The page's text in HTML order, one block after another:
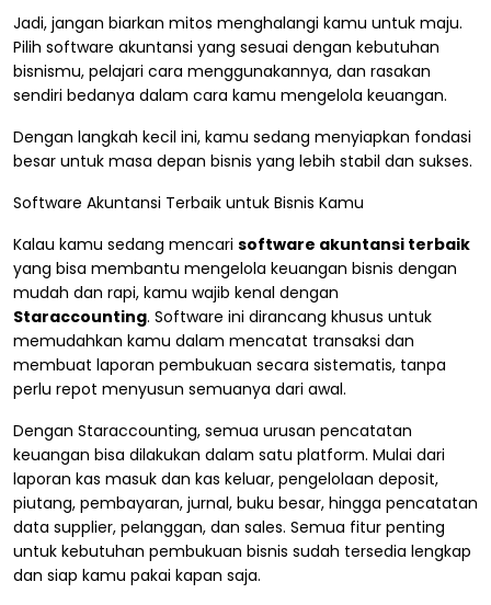
Jadi, jangan biarkan mitos menghalangi kamu untuk maju.
Pilih software akuntansi yang sesuai dengan kebutuhan
bisnismu, pelajari cara menggunakannya, dan rasakan
sendiri bedanya dalam cara kamu mengelola keuangan.
Dengan langkah kecil ini, kamu sedang menyiapkan fondasi
besar untuk masa depan bisnis yang lebih stabil dan sukses.
Software Akuntansi Terbaik untuk Bisnis Kamu
Kalau kamu sedang mencari software akuntansi terbaik
yang bisa membantu mengelola keuangan bisnis dengan
mudah dan rapi, kamu wajib kenal dengan
Staraccounting. Software ini dirancang khusus untuk
memudahkan kamu dalam mencatat transaksi dan
membuat laporan pembukuan secara sistematis, tanpa
perlu repot menyusun semuanya dari awal.
Dengan Staraccounting, semua urusan pencatatan
keuangan bisa dilakukan dalam satu platform. Mulai dari
laporan kas masuk dan kas keluar, pengelolaan deposit,
piutang, pembayaran, jurnal, buku besar, hingga pencatatan
data supplier, pelanggan, dan sales. Semua fitur penting
untuk kebutuhan pembukuan bisnis sudah tersedia lengkap
dan siap kamu pakai kapan saja.